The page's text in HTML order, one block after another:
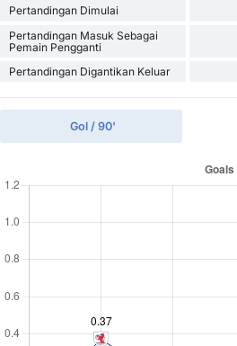
Pertandingan Dimulai
Pertandingan Masuk Sebagai
Pemain Pengganti
Pertandingan Digantikan Keluar
Gol / 90'